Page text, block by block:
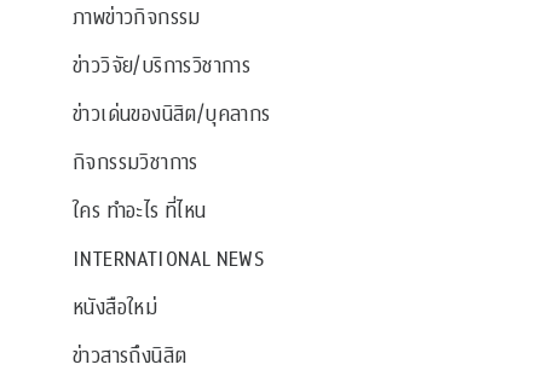
ภาพข่าวกิจกรรม
ข่าววิจัย/บริการวิชาการ
ข่าวเด่นของนิสิต/บุคลากร
กิจกรรมวิชาการ
ใคร ทำอะไร ที่ไหน
INTERNATIONAL NEWS
หนังสือใหม่
ข่าวสารถึงนิสิต